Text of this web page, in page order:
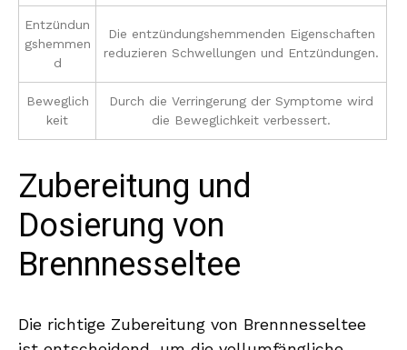
Entzündun
gshemmen
d
Die entzündungshemmenden Eigenschaften
reduzieren Schwellungen und Entzündungen.
Beweglich
keit
Durch die Verringerung der Symptome wird
die Beweglichkeit verbessert.
Zubereitung und
Dosierung von
Brennnesseltee
Die richtige Zubereitung von Brennnesseltee